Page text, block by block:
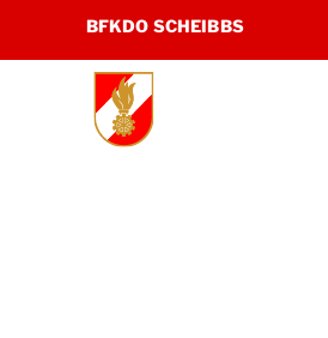
springen
BFKDO SCHEIBBS